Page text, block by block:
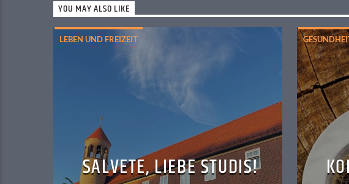
YOU MAY ALSO LIKE
LEBEN UND FREIZEIT
SALVETE, LIEBE STUDIS!